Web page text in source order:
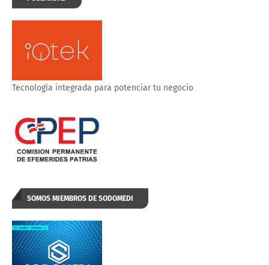
Tecnología integrada para potenciar tu negocio
SOMOS MIEMBROS DE SODOMEDI